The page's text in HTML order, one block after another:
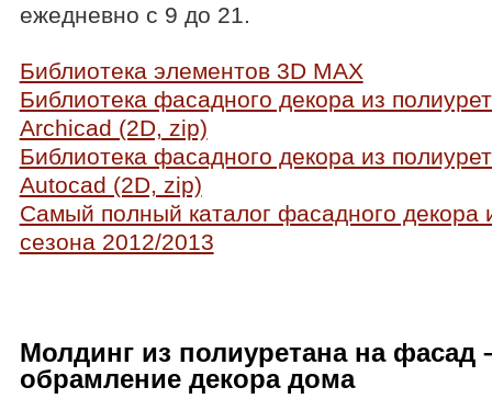
ежедневно с 9 до 21.
Библиотека элементов 3D MAX
Библиотека фасадного декора из
Archicad (2D, zip)
Библиотека фасадного декора из
Autocad (2D, zip)
Самый полный каталог фасадного декора
сезона 2012/2013
Молдинг из полиуретана на фасад
обрамление декора дома